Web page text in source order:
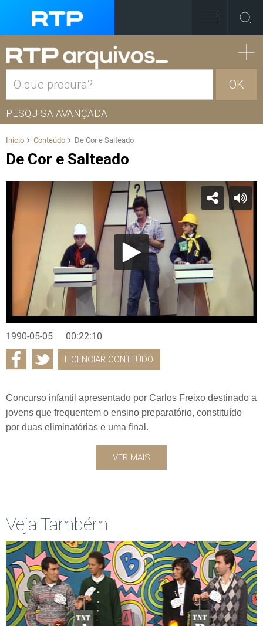
OK
PESQUISA AVANÇADA
Início Conteúdo De Cor e Salteado
De Cor e Salteado
1990-05-05 00:22:10
LICENCIAR CONTEÚDO
Concurso infantil apresentado por Carlos Freixo destinado a
jovens que frequentem o ensino preparatório, constituído
por duas eliminatórias e uma final.
VER MAIS
Veja Também